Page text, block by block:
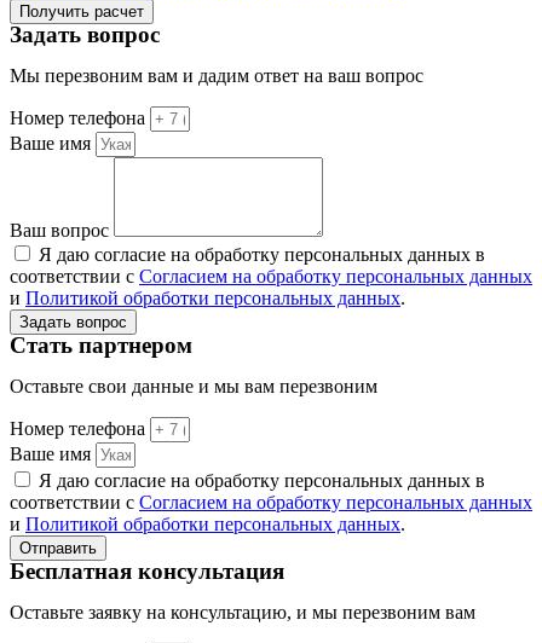
Получить расчет
Задать вопрос
Мы перезвоним вам и дадим ответ на ваш вопрос
Номер телефона
Ваше имя
Ваш вопрос
Я даю согласие на обработку персональных данных в
соответствии с Согласием на обработку персональных данных
и Политикой обработки персональных данных.
Задать вопрос
Стать партнером
Оставьте свои данные и мы вам перезвоним
Номер телефона
Ваше имя
Я даю согласие на обработку персональных данных в
соответствии с Согласием на обработку персональных данных
и Политикой обработки персональных данных.
Отправить
Бесплатная консультация
Оставьте заявку на консультацию, и мы перезвоним вам